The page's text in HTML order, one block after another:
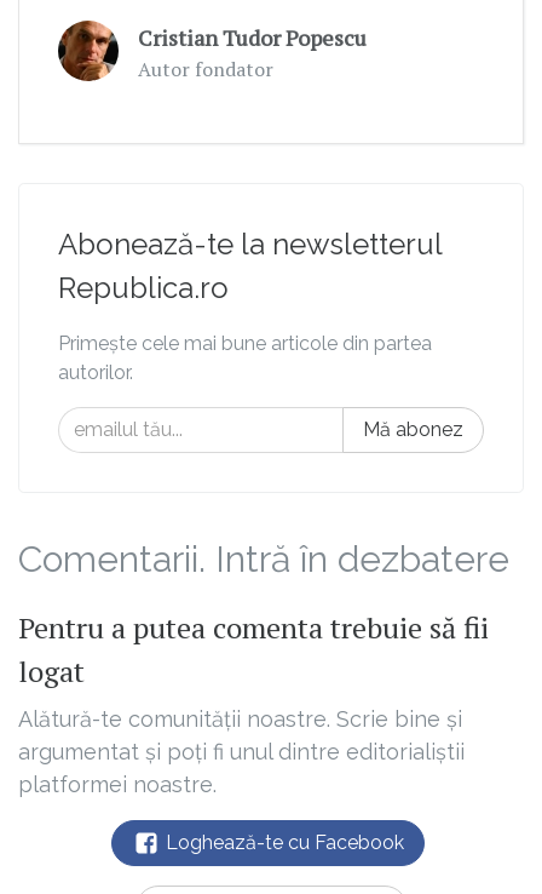
Cristian Tudor Popescu
Autor fondator
Abonează-te la newsletterul
Republica.ro
Primește cele mai bune articole din partea
autorilor.
Mă abonez
Comentarii. Intră în dezbatere
Pentru a putea comenta trebuie să fii
logat
Alătură-te comunității noastre. Scrie bine și
argumentat și poți fi unul dintre editorialiștii
platformei noastre.
Loghează-te cu Facebook